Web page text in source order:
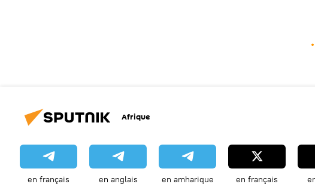
Afrique
en français en anglais en amharique en français